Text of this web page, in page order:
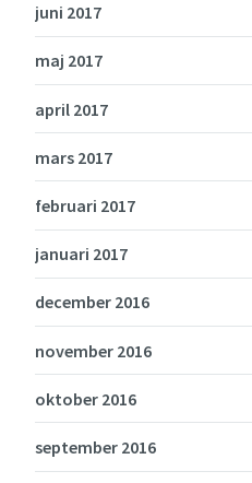
juni 2017
maj 2017
april 2017
mars 2017
februari 2017
januari 2017
december 2016
november 2016
oktober 2016
september 2016